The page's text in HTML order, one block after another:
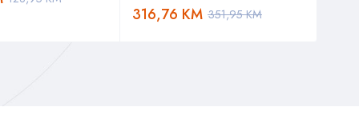
351,95KM
316,76 KM